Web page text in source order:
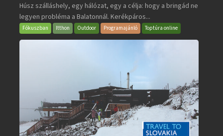
bejegyzéshez
Húsz szálláshely, egy hálózat, egy a célja: hogy a bringád ne
legyen probléma a Balatonnál. Kerékpáros...
Fókuszban Itthon Outdoor Programajánló Toptúra online